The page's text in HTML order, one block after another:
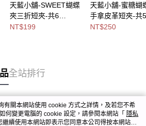
天藍小舖-SWEET蝴蝶
夾三折短夾-共6
色-$199【A08081894
NT$199
天藍小舖-蜜糖蝴
手拿皮革短夾-共5
色-$250【
NT$250
全站排行
有關本網站使用 cookie 方式之詳情，及若您不希
何變更電腦的 cookie 設定，請參閱本網站「 隱私
繼續使用本網站即表示您同意本公司得按本網站使